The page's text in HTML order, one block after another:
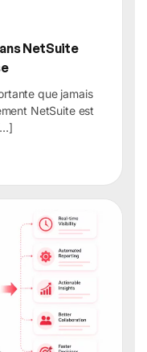
NetSuite
que jamais
NetSuite est